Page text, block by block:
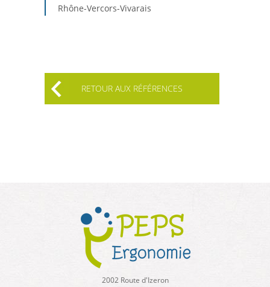
Rhône-Vercors-Vivarais
RETOUR AUX RÉFÉRENCES
2002 Route d'Izeron